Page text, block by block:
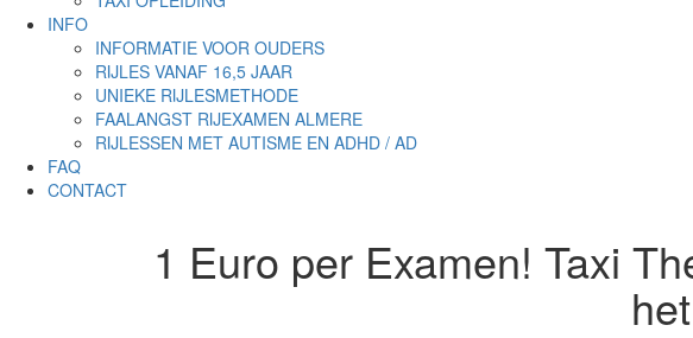
INFO
INFORMATIE VOOR OUDERS
RIJLES VANAF 16,5 JAAR
UNIEKE RIJLESMETHODE
FAALANGST RIJEXAMEN ALMERE
RIJLESSEN MET AUTISME EN ADHD / AD
FAQ
CONTACT
1 Euro per Examen! Taxi